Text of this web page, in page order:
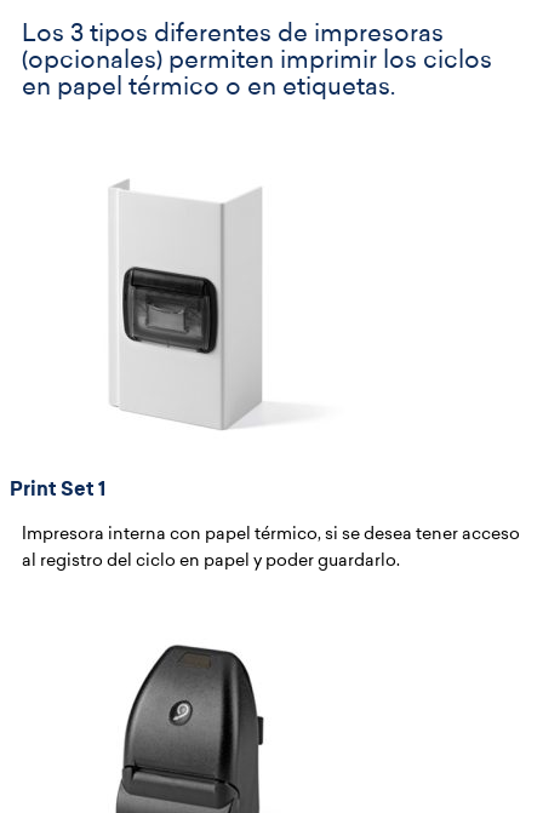
Los 3 tipos diferentes de impresoras
(opcionales) permiten imprimir los ciclos
en papel térmico o en etiquetas.
Print Set 1
Impresora interna con papel térmico, si se desea tener acceso
al registro del ciclo en papel y poder guardarlo.